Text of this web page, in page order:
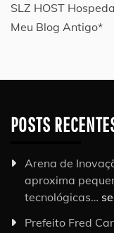
SLZ HOST
Meu Blog Antigo*
POSTS
Arena de
aproxima
tecnológicas…
Prefeito Fred